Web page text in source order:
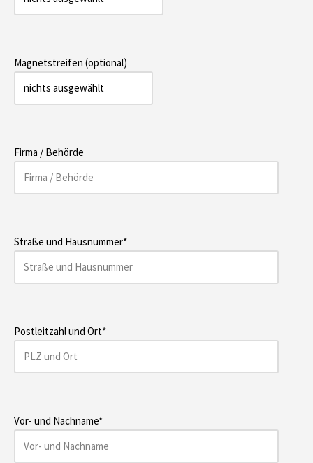
Magnetstreifen (optional)
Firma / Behörde
Straße und Hausnummer*
Postleitzahl und Ort*
Vor- und Nachname*